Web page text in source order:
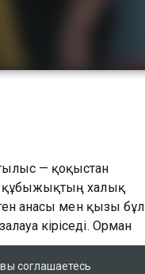
— қоқыстан
құбыжықтың халық
анасы мен қызы бұл
кіріседі. Орман
соглашаетесь